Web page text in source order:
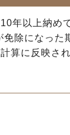
年以上納め
免除になった
算に反映さ